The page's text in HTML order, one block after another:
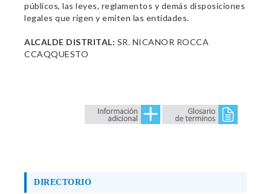
públicos, las leyes, reglamentos y demás disposiciones
legales que rigen y emiten las entidades.
ALCALDE DISTRITAL: SR. NICANOR ROCCA
CCAQQUESTO
DIRECTORIO